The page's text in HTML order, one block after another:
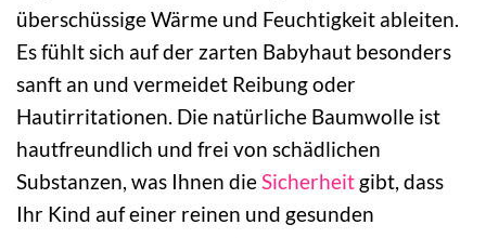
überschüssige Wärme und Feuchtigkeit ableiten.
Es fühlt sich auf der zarten Babyhaut besonders
sanft an und vermeidet Reibung oder
Hautirritationen. Die natürliche Baumwolle ist
hautfreundlich und frei von schädlichen
Substanzen, was Ihnen dieSicherheit gibt, dass
Ihr Kind auf einer reinen und gesunden